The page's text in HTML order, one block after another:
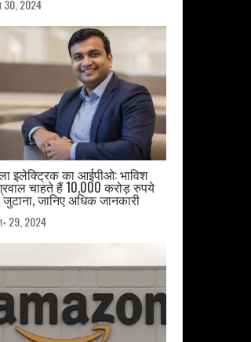
2024
इलेक्ट्रिक का आईपीओ: भाविश
चाहते हैं 10,000 करोड़ रुपये
जानिए अधिक जानकारी
29, 2024